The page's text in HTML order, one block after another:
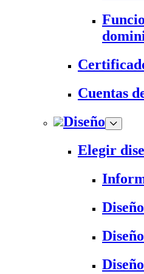
Cuentas
Diseño
Elegir